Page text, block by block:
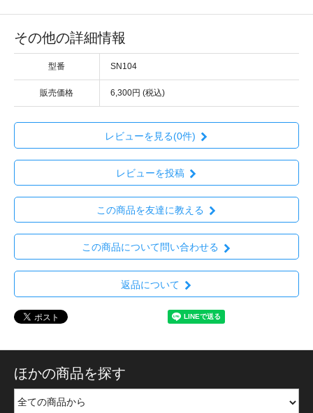
その他の詳細情報
型番 SN104
販売価格 6,300円 (税込)
レビューを見る(0件)
レビューを投稿
この商品を友達に教える
この商品について問い合わせる
返品について
ほかの商品を探す